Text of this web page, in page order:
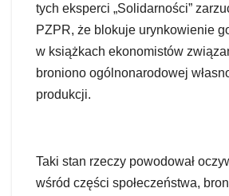
tych eksperci „Solidarności”
PZPR, że blokuje urynkowienie
w książkach ekonomistów
broniono ogólnonarodowej
produkcji.
Taki stan rzeczy powodował
wśród części społeczeństwa,